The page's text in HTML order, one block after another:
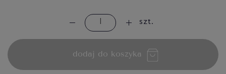
szt.
dodaj do koszyka